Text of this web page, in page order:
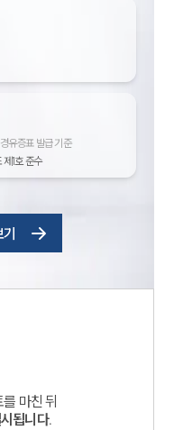
유증표 발급 기준
1호 준수
마친 뒤
됩니다.